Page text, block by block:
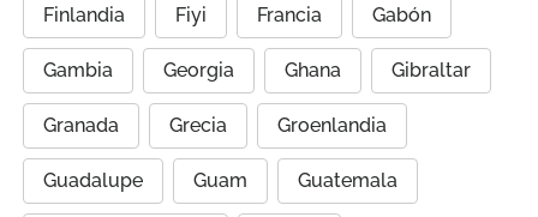
Finlandia Fiyi Francia Gabón
Gambia Georgia Ghana Gibraltar
Granada Grecia Groenlandia
Guadalupe Guam Guatemala